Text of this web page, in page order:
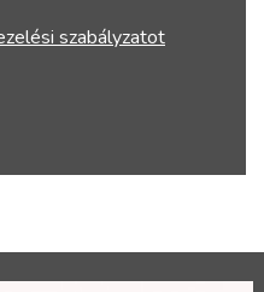
szabályzatot